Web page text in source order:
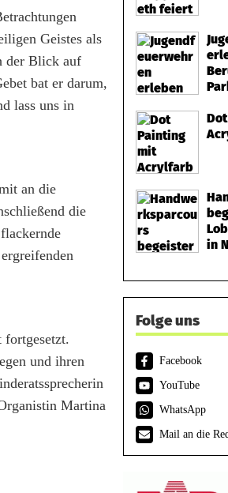
Geistes als
der Blick auf
bat er darum,
lass uns in
an die
die
fortgesetzt.
und ihren
Martina
in
Folge uns
Facebook
YouTube
WhatsApp
Mail an die